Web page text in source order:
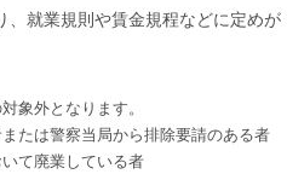
、就業規則や賃金規程などに定めが
象外となります。
たは警察当局から排除要請のある者
て廃業している者